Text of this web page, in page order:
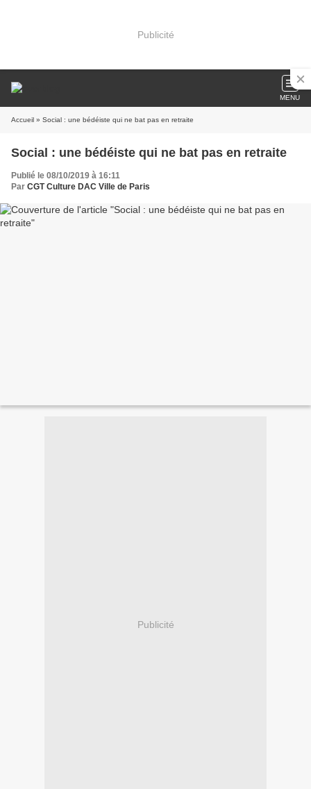
Publicité
MENU
Accueil » Social : une bédéiste qui ne bat pas en retraite
Social : une bédéiste qui ne bat pas en retraite
Publié le 08/10/2019 à 16:11
Par CGT Culture DAC Ville de Paris
Publicité